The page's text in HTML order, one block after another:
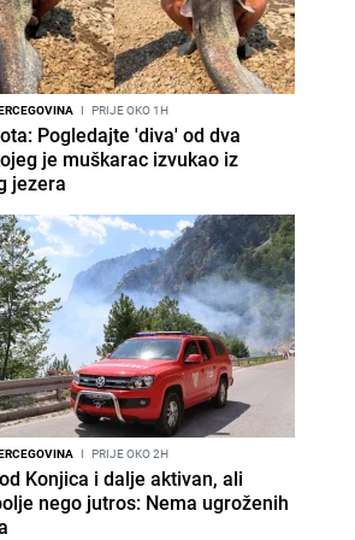
I PRIJE OKO 1H
Pogledajte 'diva' od dva
je muškarac izvukao iz
jezera
I PRIJE OKO 2H
Konjica i dalje aktivan, ali
nego jutros: Nema ugroženih